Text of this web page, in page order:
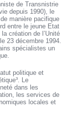
de Transnistrie
depuis 1990), le
manière pacifique
entre le jeune Etat
création de l’Unité
23 décembre 1994.
spécialistes un
politique et
Le
dans les
les services de
locales et